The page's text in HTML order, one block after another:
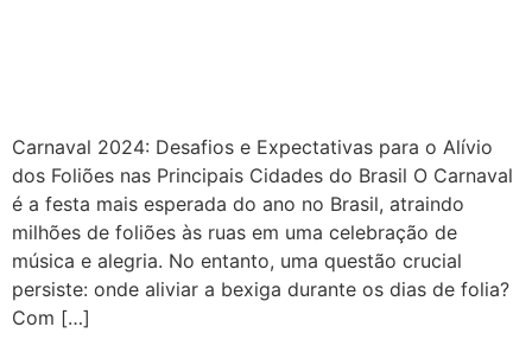
Carnaval 2024: Desafios e Expectativas para o Alívio
dos Foliões nas Principais Cidades do Brasil O Carnaval
é a festa mais esperada do ano no Brasil, atraindo
milhões de foliões às ruas em uma celebração de
música e alegria. No entanto, uma questão crucial
persiste: onde aliviar a bexiga durante os dias de folia?
Com […]